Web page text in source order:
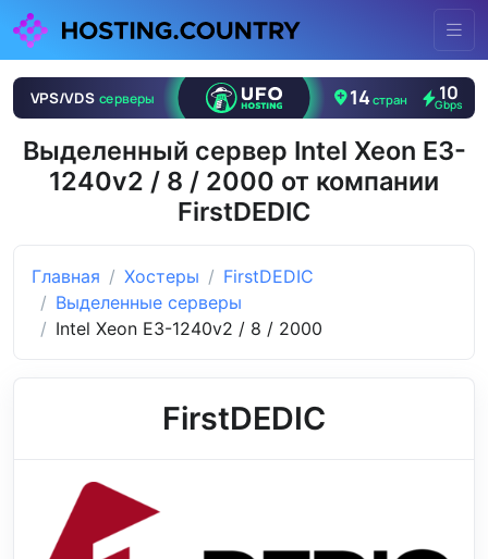
Выделенный сервер Intel Xeon E3-
1240v2 / 8 / 2000 от компании
FirstDEDIC
Главная Хостеры
FirstDEDIC
Выделенные серверы
Intel Xeon E3-1240v2 / 8 / 2000
FirstDEDIC